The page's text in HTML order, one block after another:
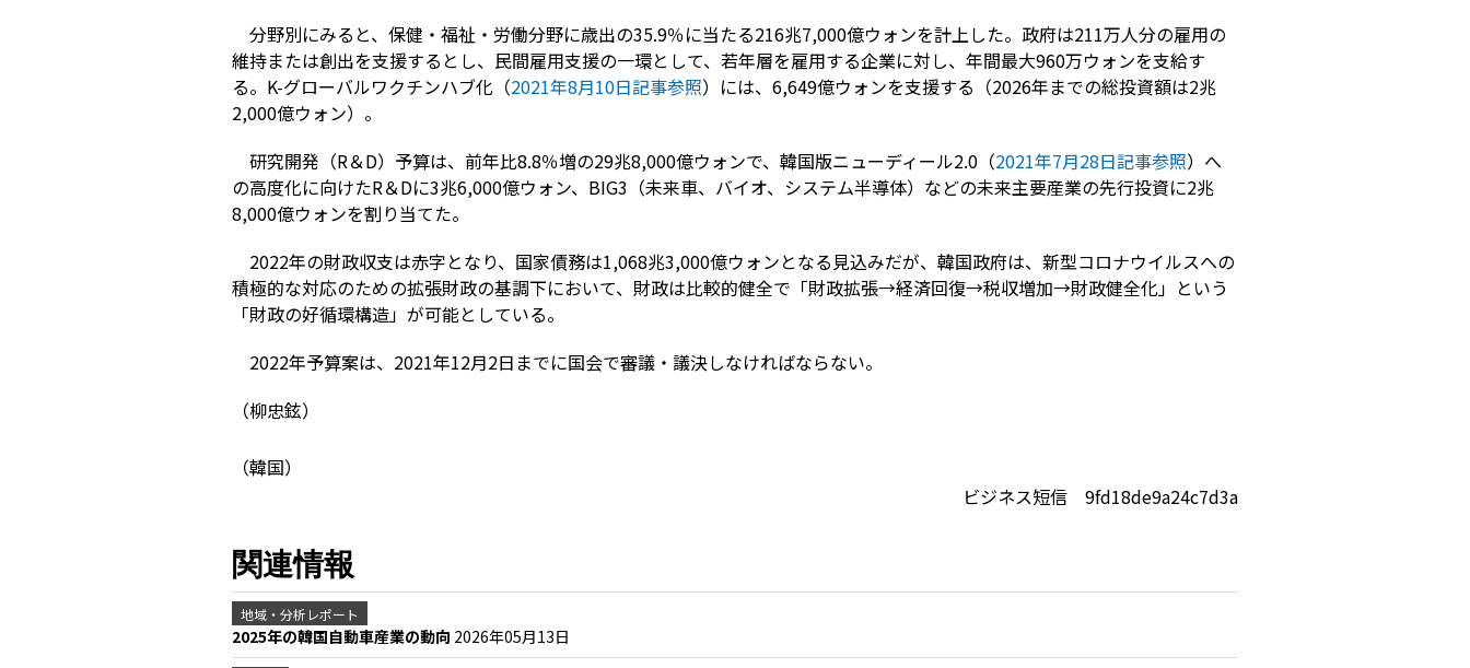
分野別にみると、保健・福祉・労働分野に歳出の35.9％に当たる216兆7,000億ウォンを計上した。政府は211万人分の雇用の
維持または創出を支援するとし、民間雇用支援の一環として、若年層を雇用する企業に対し、年間最大960万ウォンを支給す
る。K-グローバルワクチンハブ化（2021年8月10日記事参照）には、6,649億ウォンを支援する（2026年までの総投資額は2兆
2,000億ウォン）。
研究開発（R＆D）予算は、前年比8.8％増の29兆8,000億ウォンで、韓国版ニューディール2.0（2021年7月28日記事参照）へ
の高度化に向けたR＆Dに3兆6,000億ウォン、BIG3（未来車、バイオ、システム半導体）などの未来主要産業の先行投資に2兆
8,000億ウォンを割り当てた。
2022年の財政収支は赤字となり、国家債務は1,068兆3,000億ウォンとなる見込みだが、韓国政府は、新型コロナウイルスへの
積極的な対応のための拡張財政の基調下において、財政は比較的健全で「財政拡張→経済回復→税収増加→財政健全化」という
「財政の好循環構造」が可能としている。
2022年予算案は、2021年12月2日までに国会で審議・議決しなければならない。
（柳忠鉉）
（韓国）
ビジネス短信 9fd18de9a24c7d3a
関連情報
地域・分析レポート
2025年の韓国自動車産業の動向 2026年05月13日